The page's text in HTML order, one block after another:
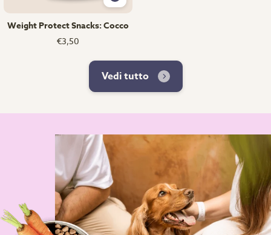
Weight Protect Snacks: Cocco
€3,50
Vedi tutto